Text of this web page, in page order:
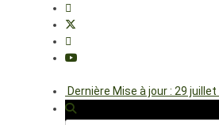
Dernière Mise à jour : 29